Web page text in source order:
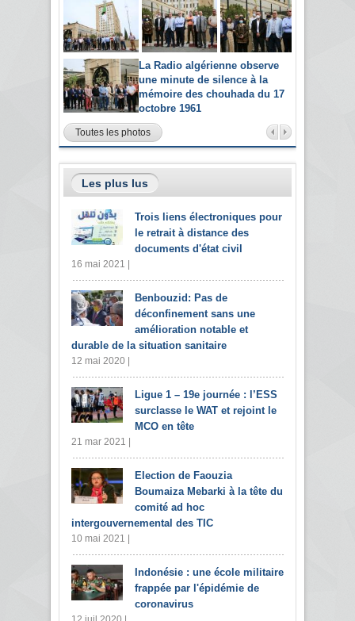
La Radio algérienne observe
une minute de silence à la
mémoire des chouhada du 17
octobre 1961
Toutes les photos
Les plus lus
Trois liens électroniques pour
le retrait à distance des
documents d'état civil
16 mai 2021 |
Benbouzid: Pas de
déconfinement sans une
amélioration notable et
durable de la situation sanitaire
12 mai 2020 |
Ligue 1 – 19e journée : l’ESS
surclasse le WAT et rejoint le
MCO en tête
21 mar 2021 |
Election de Faouzia
Boumaiza Mebarki à la tête du
comité ad hoc
intergouvernemental des TIC
10 mai 2021 |
Indonésie : une école militaire
frappée par l'épidémie de
coronavirus